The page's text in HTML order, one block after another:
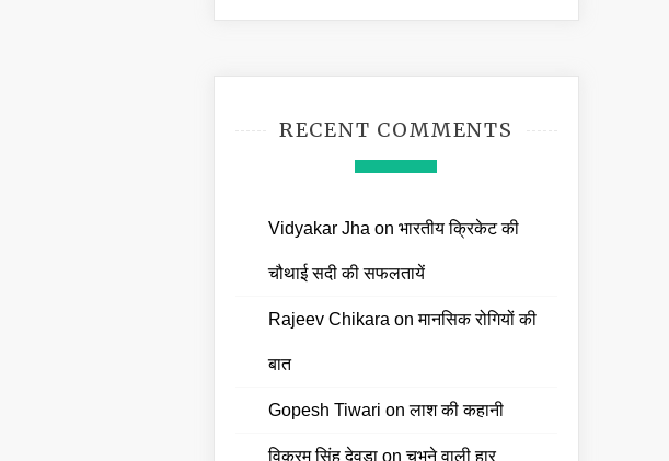
RECENT COMMENTS
Vidyakar Jha on भारतीय क्रिकेट की
चौथाई सदी की सफलतायें
Rajeev Chikara onमानसिक रोगियों की
बात
Gopesh Tiwari onलाश की कहानी
विक्रम सिंह देवड़ाonचुभने वाली हार